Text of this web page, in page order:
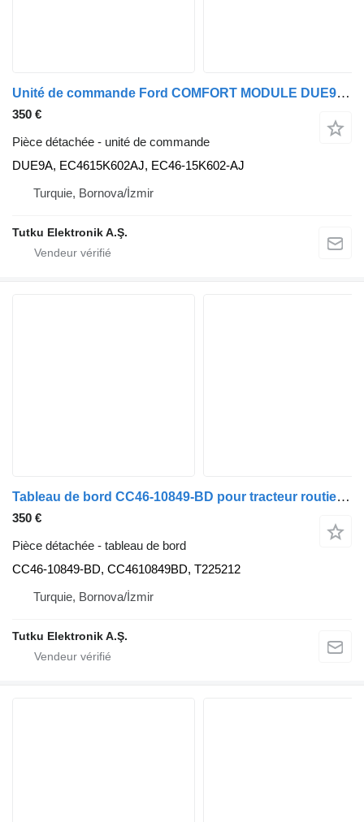
Unité de commande Ford COMFORT MODULE DUE9A pour tracteur routier Ford CARGO
350 €
Pièce détachée - unité de commande
DUE9A, EC4615K602AJ, EC46-15K602-AJ
Turquie, Bornova/İzmir
Tutku Elektronik A.Ş.
Tableau de bord CC46-10849-BD pour tracteur routier Ford CARGO (2003)
350 €
Pièce détachée - tableau de bord
CC46-10849-BD, CC4610849BD, T225212
Turquie, Bornova/İzmir
Tutku Elektronik A.Ş.